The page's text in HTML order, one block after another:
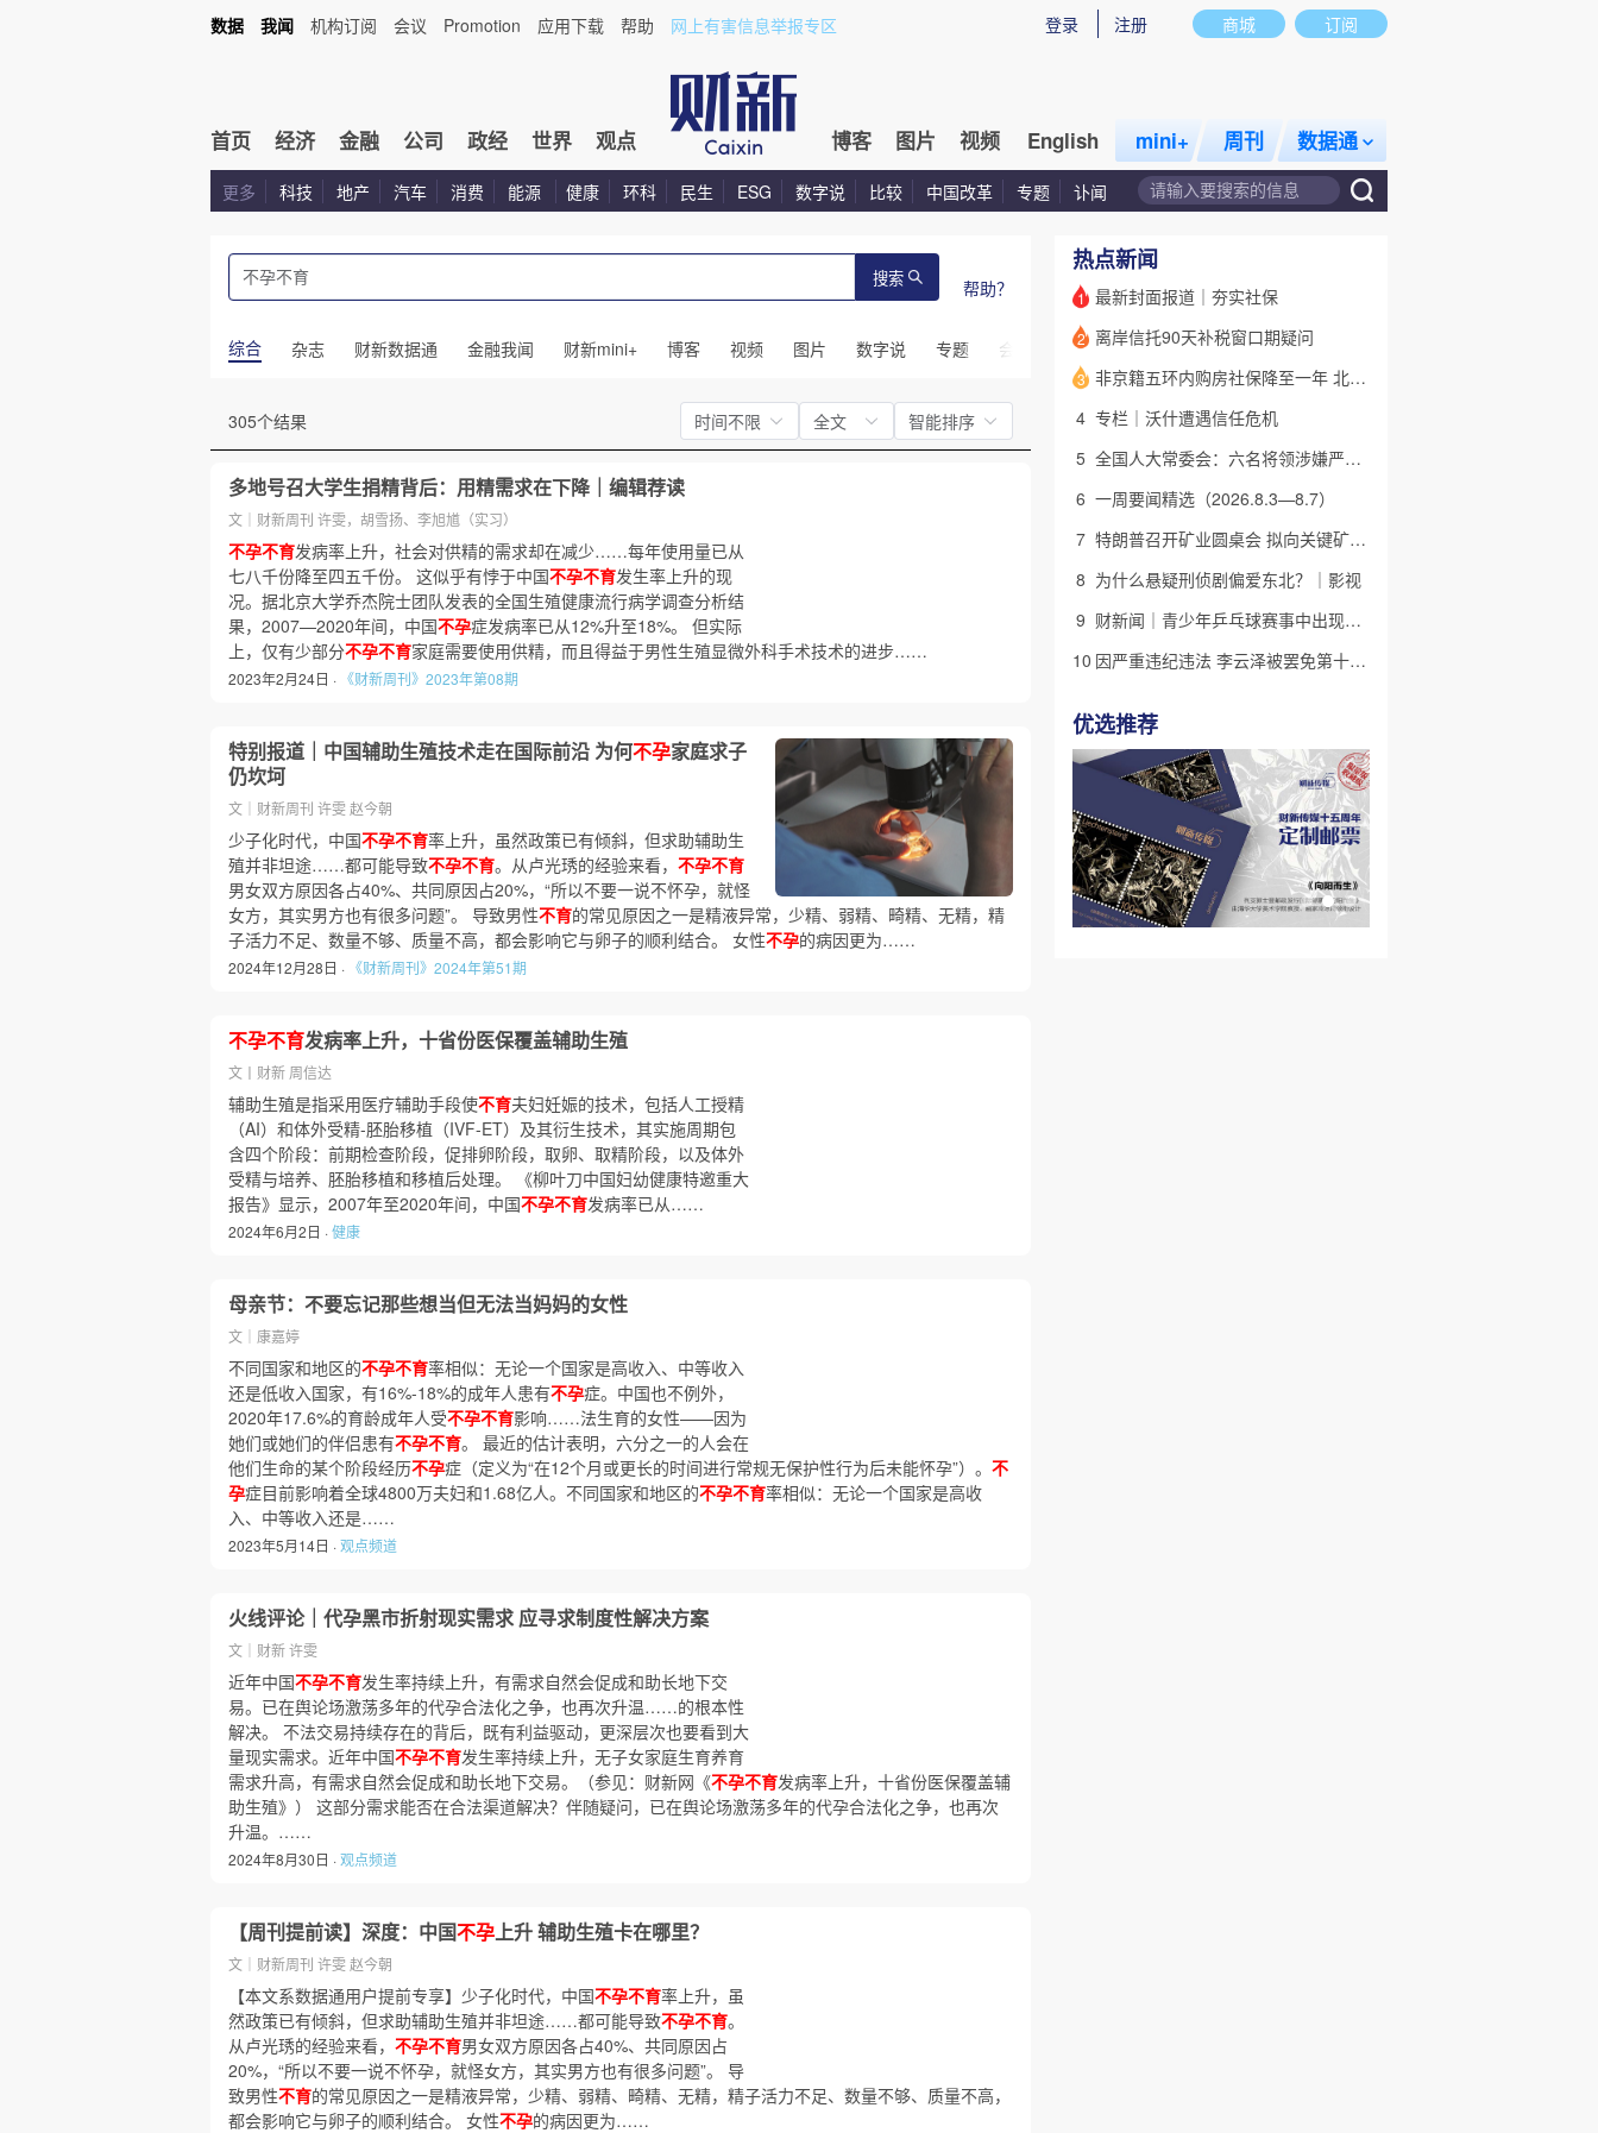
商城 订阅
登录 注册
数据 我闻 机构订阅 会议 Promotion 应用下载 帮助 网上有害信息举报专区
首页 经济 金融 公司 政经 世界 观点 博客 图片 视频 English mini+ 周刊 数据通
更多 科技 地产 汽车 消费 能源 健康 环科 民生 ESG 数字说 比较 中国改革 专题 讣闻
搜索 帮助？
综合 杂志 财新数据通 金融我闻 财新mini+ 博客 视频 图片 数字说 专题 会议 话题 特别呈现 私房课
305个结果 时间不限 全文 智能排序
多地号召大学生捐精背后：用精需求在下降｜编辑荐读
文｜财新周刊 许雯，胡雪扬、李旭馗（实习）
不孕不育发病率上升，社会对供精的需求却在减少……每年使用量已从
七八千份降至四五千份。 这似乎有悖于中国不孕不育发生率上升的现
况。据北京大学乔杰院士团队发表的全国生殖健康流行病学调查分析结
果，2007—2020年间，中国不孕症发病率已从12%升至18%。 但实际
上，仅有少部分不孕不育家庭需要使用供精，而且得益于男性生殖显微外科手术技术的进步……
2023年2月24日 · 《财新周刊》2023年第08期
特别报道｜中国辅助生殖技术走在国际前沿 为何不孕家庭求子
仍坎坷
文｜财新周刊 许雯 赵今朝
少子化时代，中国不孕不育率上升，虽然政策已有倾斜，但求助辅助生
殖并非坦途……都可能导致不孕不育。从卢光琇的经验来看， 不孕不育
男女双方原因各占40%、共同原因占20%，“所以不要一说不怀孕，就怪
女方，其实男方也有很多问题”。 导致男性不育的常见原因之一是精液异常，少精、弱精、畸精、无精，精
子活力不足、数量不够、质量不高，都会影响它与卵子的顺利结合。 女性不孕的病因更为……
2024年12月28日 · 《财新周刊》2024年第51期
不孕不育发病率上升，十省份医保覆盖辅助生殖
文丨财新 周信达
辅助生殖是指采用医疗辅助手段使不育夫妇妊娠的技术，包括人工授精
（AI）和体外受精-胚胎移植（IVF-ET）及其衍生技术，其实施周期包
含四个阶段：前期检查阶段，促排卵阶段，取卵、取精阶段，以及体外
受精与培养、胚胎移植和移植后处理。 《柳叶刀中国妇幼健康特邀重大
报告》显示，2007年至2020年间，中国不孕不育发病率已从……
2024年6月2日 ·健康
母亲节：不要忘记那些想当但无法当妈妈的女性
文｜康嘉婷
不同国家和地区的不孕不育率相似：无论一个国家是高收入、中等收入
还是低收入国家，有16%-18%的成年人患有不孕症。中国也不例外，
2020年17.6%的育龄成年人受不孕不育影响……法生育的女性——因为
她们或她们的伴侣患有不孕不育。 最近的估计表明，六分之一的人会在
他们生命的某个阶段经历不孕症（定义为“在12个月或更长的时间进行常规无保护性行为后未能怀孕”）。 不
孕症目前影响着全球4800万夫妇和1.68亿人。不同国家和地区的不孕不育率相似：无论一个国家是高收
入、中等收入还是……
2023年5月14日 ·观点频道
火线评论｜代孕黑市折射现实需求 应寻求制度性解决方案
文｜财新 许雯
近年中国不孕不育发生率持续上升，有需求自然会促成和助长地下交
易。已在舆论场激荡多年的代孕合法化之争，也再次升温……的根本性
解决。 不法交易持续存在的背后，既有利益驱动，更深层次也要看到大
量现实需求。近年中国不孕不育发生率持续上升，无子女家庭生育养育
需求升高，有需求自然会促成和助长地下交易。（参见：财新网《不孕不育发病率上升，十省份医保覆盖辅
助生殖》） 这部分需求能否在合法渠道解决？伴随疑问，已在舆论场激荡多年的代孕合法化之争，也再次
升温。……
2024年8月30日 ·观点频道
【周刊提前读】深度：中国不孕上升 辅助生殖卡在哪里？
文｜财新周刊 许雯 赵今朝
【本文系数据通用户提前专享】少子化时代，中国不孕不育率上升，虽
然政策已有倾斜，但求助辅助生殖并非坦途……都可能导致不孕不育。
从卢光琇的经验来看， 不孕不育男女双方原因各占40%、共同原因占
20%，“所以不要一说不怀孕，就怪女方，其实男方也有很多问题”。 导
致男性不育的常见原因之一是精液异常，少精、弱精、畸精、无精，精子活力不足、数量不够、质量不高，
都会影响它与卵子的顺利结合。 女性不孕的病因更为……
热点新闻
1 最新封面报道｜夯实社保
2 离岸信托90天补税窗口期疑问
3
非京籍五环内购房社保降至一年 北京市公积金最高可贷340万元
4 专栏｜沃什遭遇信任危机
5
全国人大常委会：六名将领涉嫌严重违纪违法 被罢免全国人大代表
6 一周要闻精选（2026.8.3—8.7）
7
特朗普召开矿业圆桌会 拟向关键矿产投资超20亿美元
8 为什么悬疑刑侦剧偏爱东北？｜影视
9
财新闻｜青少年乒乓球赛事中出现严重赛风赛纪问题，乒协发文
10
因严重违纪违法 李云泽被罢免第十四届全国人大代表职务
优选推荐